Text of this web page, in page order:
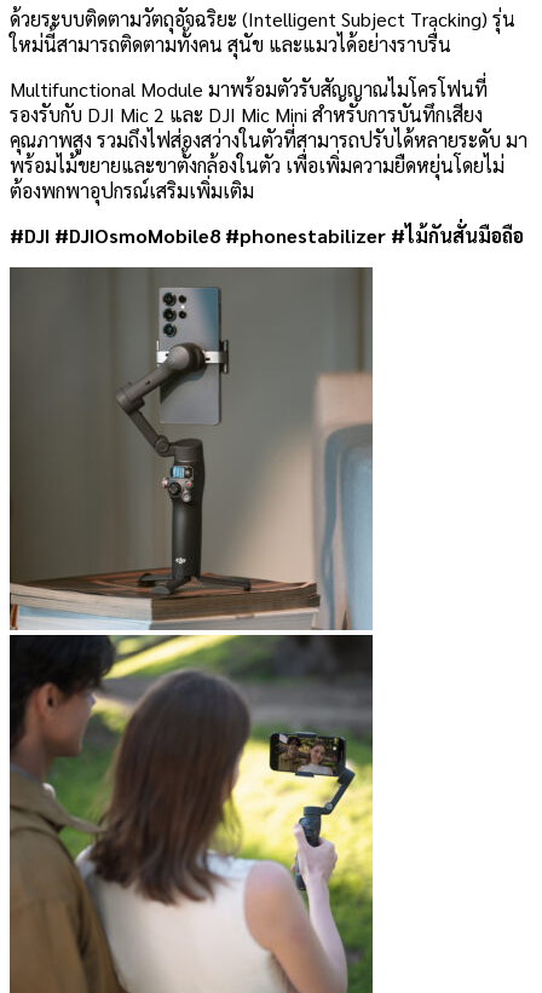
ด้วยระบบติดตามวัตถุอัจฉริยะ (Intelligent Subject Tracking) รุ่น
ใหม่นี้สามารถติดตามทั้งคน สุนัข และแมวได้อย่างราบรื่น
Multifunctional Module มาพร้อมตัวรับสัญญาณไมโครโฟนที่
รองรับกับ DJI Mic 2 และ DJI Mic Mini สำหรับการบันทึกเสียง
คุณภาพสูง รวมถึงไฟส่องสว่างในตัวที่สามารถปรับได้หลายระดับ มา
พร้อมไม้ขยายและขาตั้งกล้องในตัว เพื่อเพิ่มความยืดหยุ่นโดยไม่
ต้องพกพาอุปกรณ์เสริมเพิ่มเติม
#DJI #DJIOsmoMobile8 #phonestabilizer #ไม้กันสั่นมือถือ